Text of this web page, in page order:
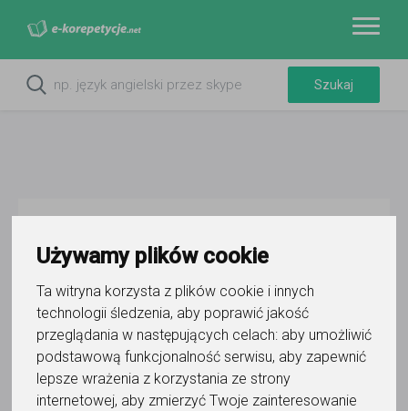
Używamy plików cookie
Ta witryna korzysta z plików cookie i innych
technologii śledzenia, aby poprawić jakość
przeglądania w następujących celach: aby umożliwić
podstawową funkcjonalność serwisu, aby zapewnić
lepsze wrażenia z korzystania ze strony
internetowej, aby zmierzyć Twoje zainteresowanie
Oznacz wystąpienie kontaktu
Down Under